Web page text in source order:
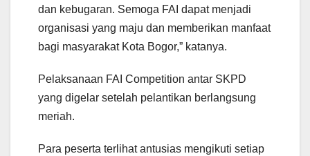
dan kebugaran. Semoga FAI dapat menjadi
organisasi yang maju dan memberikan manfaat
bagi masyarakat Kota Bogor,” katanya.
Pelaksanaan FAI Competition antar SKPD
yang digelar setelah pelantikan berlangsung
meriah.
Para peserta terlihat antusias mengikuti setiap